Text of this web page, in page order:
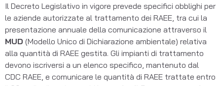
Il Decreto Legislativo in vigore prevede specifici obblighi per
le aziende autorizzate al trattamento dei RAEE, tra cui la
presentazione annuale della comunicazione attraverso il
MUD (Modello Unico di Dichiarazione ambientale) relativa
alla quantità di RAEE gestita. Gli impianti di trattamento
devono iscriversi a un elenco specifico, mantenuto dal
CDC RAEE, e comunicare le quantità di RAEE trattate entro